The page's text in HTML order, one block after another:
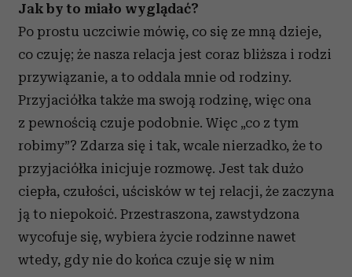
Jak by to miało wyglądać?
Po prostu uczciwie mówię, co się ze mną dzieje,
co czuję; że nasza relacja jest coraz bliższa i rodzi
przywiązanie, a to oddala mnie od rodziny.
Przyjaciółka także ma swoją rodzinę, więc ona
z pewnością czuje podobnie. Więc „co z tym
robimy”? Zdarza się i tak, wcale nierzadko, że to
przyjaciółka inicjuje rozmowę. Jest tak dużo
ciepła, czułości, uścisków w tej relacji, że zaczyna
ją to niepokoić. Przestraszona, zawstydzona
wycofuje się, wybiera życie rodzinne nawet
wtedy, gdy nie do końca czuje się w nim